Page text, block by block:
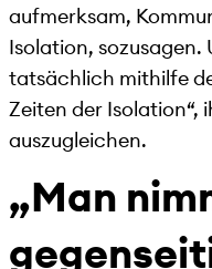
aufmerksam,
Isolation, sozusagen.
tatsächlich mithilfe
Zeiten der Isolation“,
auszugleichen.
„Man